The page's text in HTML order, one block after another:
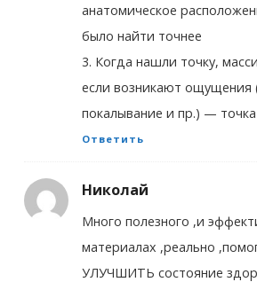
анатомическое
было найти точнее
3. Когда нашли точку,
если возникают ощущения
покалывание и пр.) —
Ответить
Николай
Много полезного ,и
материалах ,реально
УЛУЧШИТЬ состояние